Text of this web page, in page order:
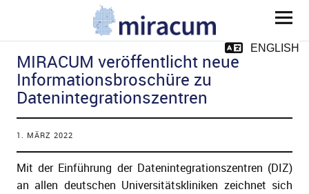
MIRACUM ENGLISH
MIRACUM veröffentlicht neue
Informationsbroschüre zu
Datenintegrationszentren
1. MÄRZ 2022
Mit der Einführung der Datenintegrationszentren (DIZ)
an allen deutschen Universitätskliniken zeichnet sich